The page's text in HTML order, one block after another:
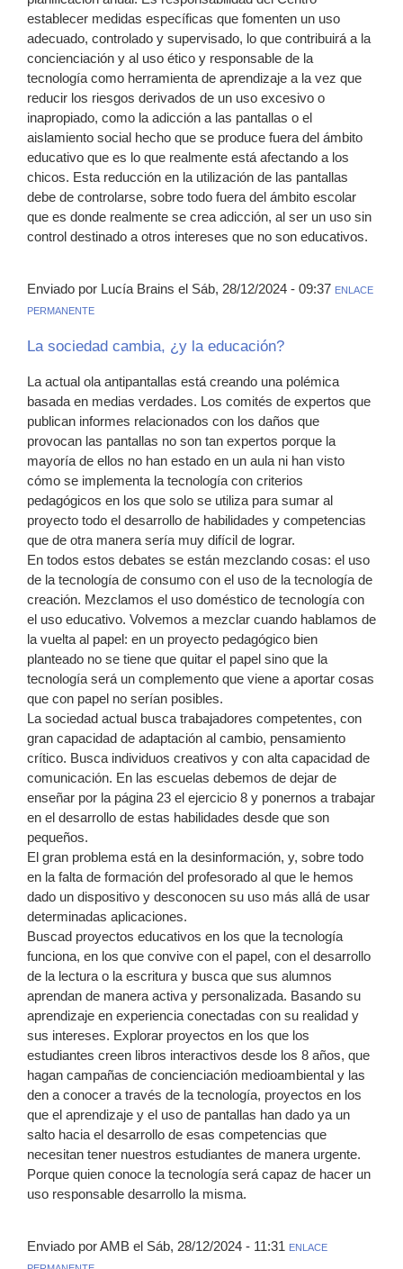
establecer medidas específicas que fomenten un uso
adecuado, controlado y supervisado, lo que contribuirá a la
concienciación y al uso ético y responsable de la
tecnología como herramienta de aprendizaje a la vez que
reducir los riesgos derivados de un uso excesivo o
inapropiado, como la adicción a las pantallas o el
aislamiento social hecho que se produce fuera del ámbito
educativo que es lo que realmente está afectando a los
chicos. Esta reducción en la utilización de las pantallas
debe de controlarse, sobre todo fuera del ámbito escolar
que es donde realmente se crea adicción, al ser un uso sin
control destinado a otros intereses que no son educativos.
Enviado por Lucía Brains el Sáb, 28/12/2024 - 09:37 ENLACE
PERMANENTE
La sociedad cambia, ¿y la educación?
La actual ola antipantallas está creando una polémica
basada en medias verdades. Los comités de expertos que
publican informes relacionados con los daños que
provocan las pantallas no son tan expertos porque la
mayoría de ellos no han estado en un aula ni han visto
cómo se implementa la tecnología con criterios
pedagógicos en los que solo se utiliza para sumar al
proyecto todo el desarrollo de habilidades y competencias
que de otra manera sería muy difícil de lograr.
En todos estos debates se están mezclando cosas: el uso
de la tecnología de consumo con el uso de la tecnología de
creación. Mezclamos el uso doméstico de tecnología con
el uso educativo. Volvemos a mezclar cuando hablamos de
la vuelta al papel: en un proyecto pedagógico bien
planteado no se tiene que quitar el papel sino que la
tecnología será un complemento que viene a aportar cosas
que con papel no serían posibles.
La sociedad actual busca trabajadores competentes, con
gran capacidad de adaptación al cambio, pensamiento
crítico. Busca individuos creativos y con alta capacidad de
comunicación. En las escuelas debemos de dejar de
enseñar por la página 23 el ejercicio 8 y ponernos a trabajar
en el desarrollo de estas habilidades desde que son
pequeños.
El gran problema está en la desinformación, y, sobre todo
en la falta de formación del profesorado al que le hemos
dado un dispositivo y desconocen su uso más allá de usar
determinadas aplicaciones.
Buscad proyectos educativos en los que la tecnología
funciona, en los que convive con el papel, con el desarrollo
de la lectura o la escritura y busca que sus alumnos
aprendan de manera activa y personalizada. Basando su
aprendizaje en experiencia conectadas con su realidad y
sus intereses. Explorar proyectos en los que los
estudiantes creen libros interactivos desde los 8 años, que
hagan campañas de concienciación medioambiental y las
den a conocer a través de la tecnología, proyectos en los
que el aprendizaje y el uso de pantallas han dado ya un
salto hacia el desarrollo de esas competencias que
necesitan tener nuestros estudiantes de manera urgente.
Porque quien conoce la tecnología será capaz de hacer un
uso responsable desarrollo la misma.
Enviado por AMB el Sáb, 28/12/2024 - 11:31 ENLACE